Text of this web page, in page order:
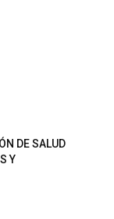
DE SALUD
Y